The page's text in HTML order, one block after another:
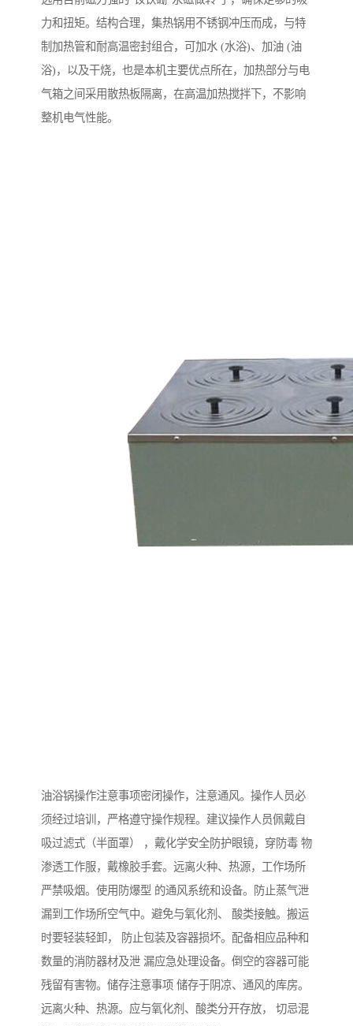
力和扭矩。结构合理，集热锅用不锈钢冲压而成，与特
制加热管和耐高温密封组合，可加水 (水浴)、加油 (油
浴)，以及干烧，也是本机主要优点所在，加热部分与电
气箱之间采用散热板隔离，在高温加热搅拌下，不影响
整机电气性能。
油浴锅操作注意事项密闭操作，注意通风。操作人员必
须经过培训，严格遵守操作规程。建议操作人员佩戴自
吸过滤式（半面罩） ，戴化学安全防护眼镜，穿防毒 物
渗透工作服，戴橡胶手套。远离火种、热源，工作场所
严禁吸烟。使用防爆型 的通风系统和设备。防止蒸气泄
漏到工作场所空气中。避免与氧化剂、 酸类接触。搬运
时要轻装轻卸， 防止包装及容器损坏。配备相应品种和
数量的消防器材及泄 漏应急处理设备。倒空的容器可能
残留有害物。储存注意事项 储存于阴凉、通风的库房。
远离火种、热源。应与氧化剂、酸类分开存放， 切忌混